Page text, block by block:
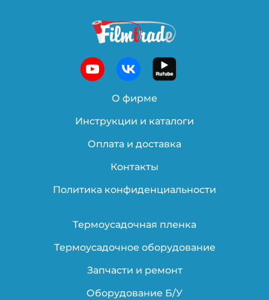
О фирме
Инструкции и каталоги
Оплата и доставка
Контакты
Политика конфиденциальности
Термоусадочная пленка
Термоусадочное оборудование
Запчасти и ремонт
Оборудование Б/У